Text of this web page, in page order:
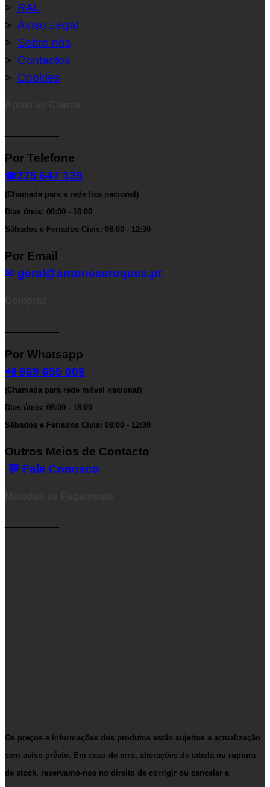
> RAL
> Aviso Legal
> Sobre nós
> Contactos
> Cookies
Por Telefone
☎275 647 139
(Chamada para a rede fixa nacional)
Dias úteis: 08:00 - 18:00
Sábados e Feriados Civis: 08:00 - 12:30
Por Email
✉ geral@antuneseroques.pt
Por Whatsapp
📲 969 655 009
(Chamada para rede móvel nacional)
Dias úteis: 08:00 - 18:00
Sábados e Feriados Civis: 08:00 - 12:30
Outros Meios de Contacto
💬 Fale Conosco
Os preços e informações dos produtos estão sujeitos a actualização
sem aviso prévio. Em caso de erro, alterações de tabela ou ruptura
de stock, reservamo-nos no direito de corrigir ou cancelar a